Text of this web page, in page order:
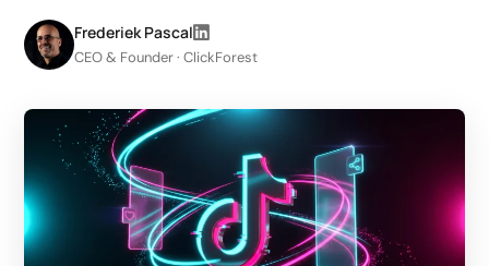
LinkedIn
Leadgeneratie B2B
Shopify e-commerce
Webshop setup
WhatsApp verkoop
Beheer & support
Frederiek Pascal
CEO & Founder · ClickForest